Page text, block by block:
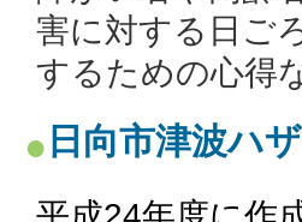
害に対する日ご
するための心得
日向市津波ハ